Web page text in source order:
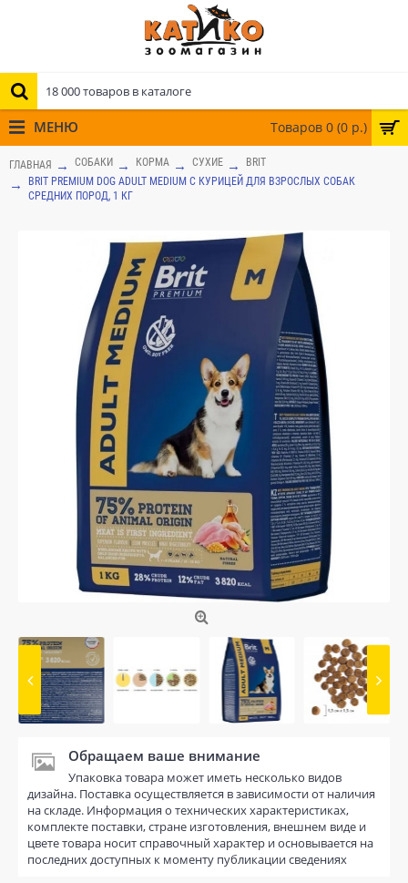
Товаров 0 (0 р.)
МЕНЮ
ГЛАВНАЯ СОБАКИ КОРМА СУХИЕ
BRIT
BRIT PREMIUM DOG ADULT MEDIUM С КУРИЦЕЙ ДЛЯ ВЗРОСЛЫХ СОБАК
СРЕДНИХ ПОРОД, 1 КГ
Обращаем ваше внимание
Упаковка товара может иметь несколько видов
дизайна. Поставка осуществляется в зависимости от наличия
на складе. Информация о технических характеристиках,
комплекте поставки, стране изготовления, внешнем виде и
цвете товара носит справочный характер и основывается на
последних доступных к моменту публикации сведениях